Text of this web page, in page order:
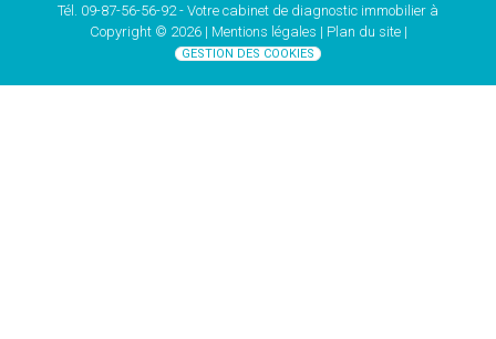
Tél. 09-87-56-56-92 - Votre cabinet de diagnostic immobilier à
Copyright © 2026 | Mentions légales | Plan du site|
GESTION DES COOKIES